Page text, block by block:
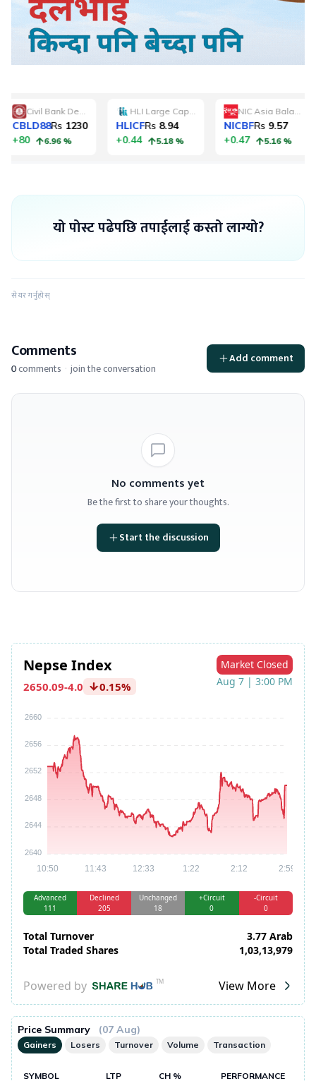
यो पोस्ट पढेपछि तपाईलाई कस्तो लाग्यो?
सेयर गर्नुहोस्
Comments
0comments · join the conversation
Add comment
No comments yet
Be the first to share your thoughts.
Start the discussion